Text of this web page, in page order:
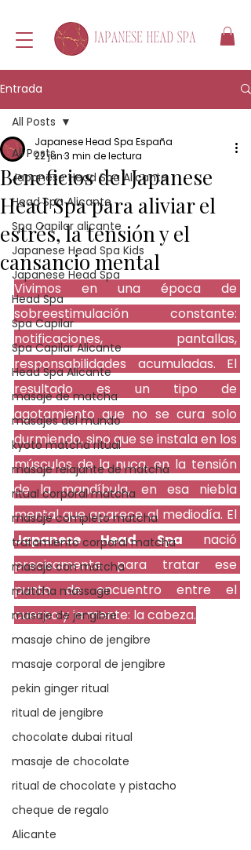
Entrada
All Posts
Japanese Head Spa Alicante
Head Spa Alicante
Spa Capilar alicante
Japanese Head Spa Kids
Japanese Head Spa
Head Spa
Spa Capilar
Spa Capilar Alicante
Head Spa Alicante
masaje de matcha
masajes del mundo
kyoto matcha ritual
masaje relajante de matcha
ritual corporal matcha
masaje completo matcha
tratamiento corporal matcha
masaje con matcha
matcha massage
masaje de jengibre
masaje chino de jengibre
masaje corporal de jengibre
pekin ginger ritual
ritual de jengibre
chocolate dubai ritual
masaje de chocolate
ritual de chocolate y pistacho
cheque de regalo
Alicante
All Posts
Beneficios del Japanese
Head Spa para aliviar el
estrés, la tensión y el
cansancio mental
Japanese Head Spa España
22 jun3 min de lectura
Vivimos en una época de
sobreestimulación constante:
notificaciones, pantallas,
responsabilidades acumuladas. El
resultado es un tipo de
agotamiento que no se cura solo
durmiendo, sino que se instala en los
músculos de la nuca, en la tensión
de la mandíbula, en esa niebla
Japanese Head Spa nació
precisamente para tratar ese
punto de encuentro entre el
cuerpo y la mente: la cabeza.